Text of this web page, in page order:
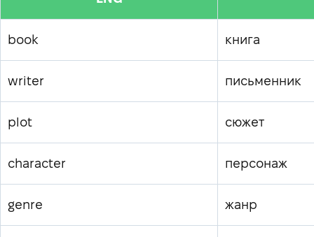
book книга
writer письменник
plot сюжет
character персонаж
genre жанр